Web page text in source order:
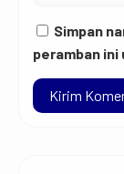
Simpan
peramban